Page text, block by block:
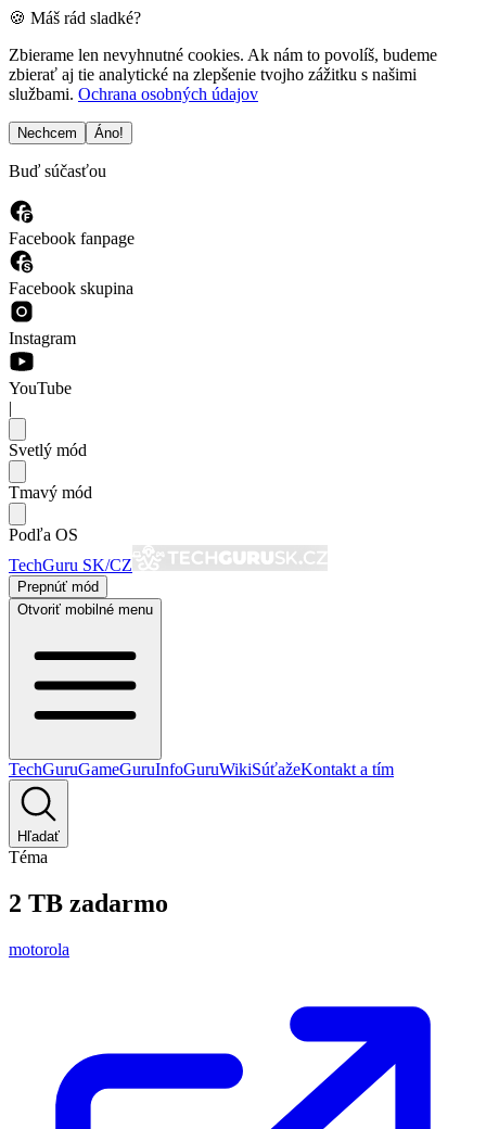
🍪 Máš rád sladké?
Zbierame len nevyhnutné cookies. Ak nám to povolíš, budeme
zbierať aj tie analytické na zlepšenie tvojho zážitku s našimi
službami. Ochrana osobných údajov
Nechcem Áno!
Buď súčasťou
Facebook fanpage
Facebook skupina
Instagram
YouTube
|
Svetlý mód
Tmavý mód
Podľa OS
TechGuru SK/CZ
Prepnúť mód
Otvoriť mobilné menu
TechGuruGameGuruInfoGuruWikiSúťažeKontakt a tím
Hľadať
Téma
2 TB zadarmo
motorola